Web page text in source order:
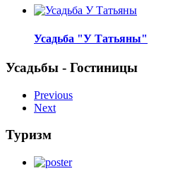
Усадьба "У Татьяны"
Усадьбы - Гостиницы
Previous
Next
Туризм